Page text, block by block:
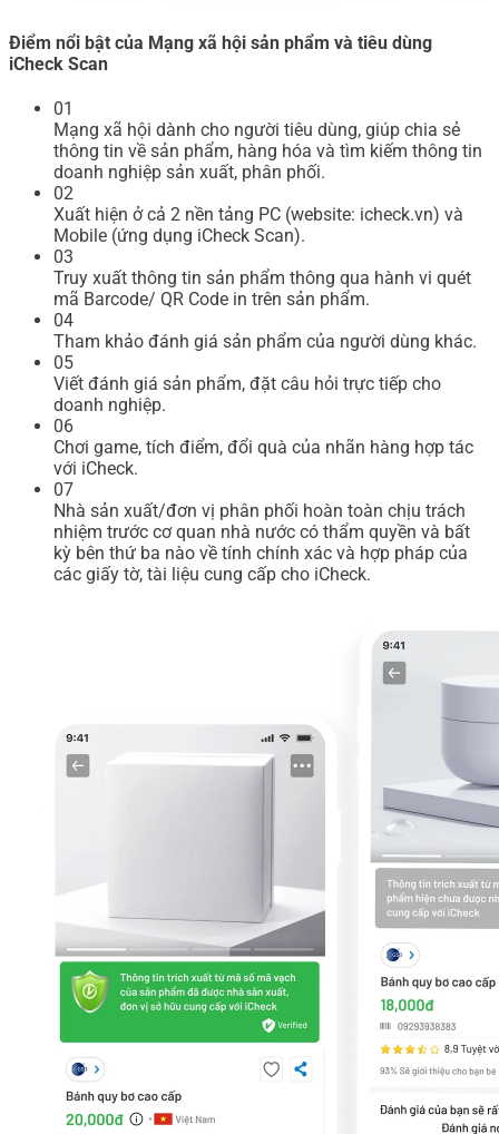
Điểm nổi bật của Mạng xã hội sản phẩm và tiêu dùng
iCheck Scan
01
Mạng xã hội dành cho người tiêu dùng, giúp chia sẻ
thông tin về sản phẩm, hàng hóa và tìm kiếm thông tin
doanh nghiệp sản xuất, phân phối.
02
Xuất hiện ở cả 2 nền tảng PC (website: icheck.vn) và
Mobile (ứng dụng iCheck Scan).
03
Truy xuất thông tin sản phẩm thông qua hành vi quét
mã Barcode/ QR Code in trên sản phẩm.
04
Tham khảo đánh giá sản phẩm của người dùng khác.
05
Viết đánh giá sản phẩm, đặt câu hỏi trực tiếp cho
doanh nghiệp.
06
Chơi game, tích điểm, đổi quà của nhãn hàng hợp tác
với iCheck.
07
Nhà sản xuất/đơn vị phân phối hoàn toàn chịu trách
nhiệm trước cơ quan nhà nước có thẩm quyền và bất
kỳ bên thứ ba nào về tính chính xác và hợp pháp của
các giấy tờ, tài liệu cung cấp cho iCheck.